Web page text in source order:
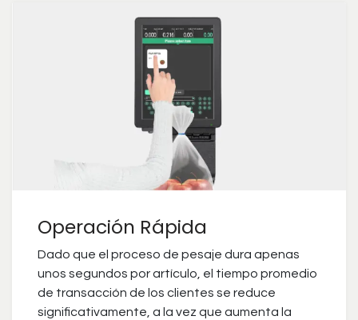
Operación Rápida
Dado que el proceso de pesaje dura apenas
unos segundos por artículo, el tiempo promedio
de transacción de los clientes se reduce
significativamente, a la vez que aumenta la